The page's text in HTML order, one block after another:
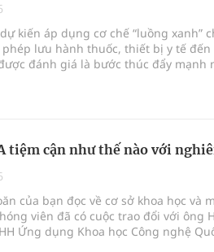
Việt Nam
trong quản lý hoạt động nha khoa,
trường và cộng đồng
kiến áp dụng cơ chế “luồng xanh”
lưu hành thuốc, thiết bị y tế đến
đánh giá là bước thúc đẩy mạnh
tiệm cận như thế nào với
của bạn đọc về cơ sở khoa học và
viên đã có cuộc trao đổi với ông
Ứng dụng Khoa học Công nghệ